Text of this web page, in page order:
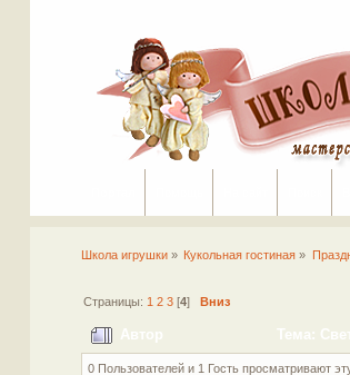
Школа игрушки » Кукольная гостиная »
Страницы: 1 2 3 [4] Вниз
Автор Тема:
0 Пользователей и 1 Гость просматривают